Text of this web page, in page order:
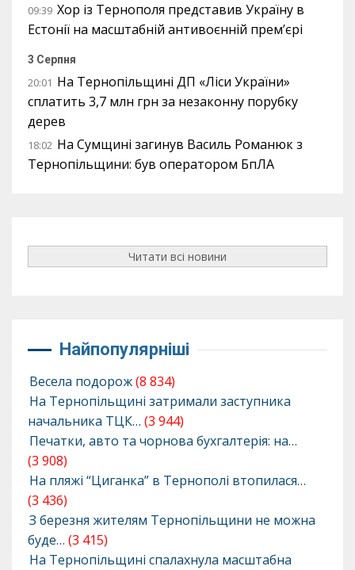
09:39 Хор із Тернополя представив Україну в
Естонії на масштабній антивоєнній прем’єрі
3 Серпня
20:01 На Тернопільщині ДП «Ліси України»
сплатить 3,7 млн грн за незаконну порубку
дерев
18:02 На Сумщині загинув Василь Романюк з
Тернопільщини: був оператором БпЛА
Читати всі новини
Найпопулярніші
Весела подорож(8 834)
На Тернопільщині затримали заступника
начальника ТЦК… (3 944)
Печатки, авто та чорнова бухгалтерія: на…
(3 908)
На пляжі “Циганка” в Тернополі втопилася…
(3 436)
З березня жителям Тернопільщини не можна
буде… (3 415)
На Тернопільщині спалахнула масштабна